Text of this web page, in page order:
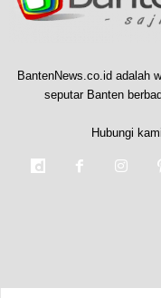
BantenNews.co.id adalah
seputar Banten
Hubungi